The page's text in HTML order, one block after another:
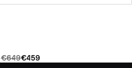
€649€459